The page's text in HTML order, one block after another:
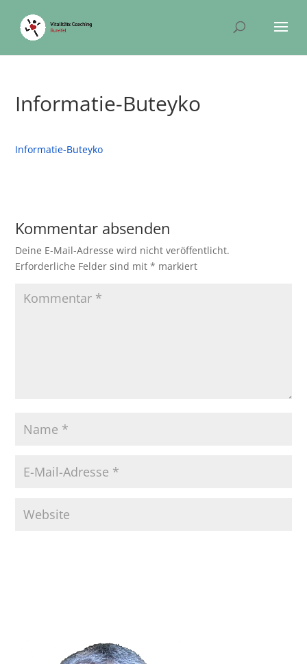
Informatie-Buteyko
Informatie-Buteyko
Kommentar absenden
Deine E-Mail-Adresse wird nicht veröffentlicht.
Erforderliche Felder sind mit* markiert